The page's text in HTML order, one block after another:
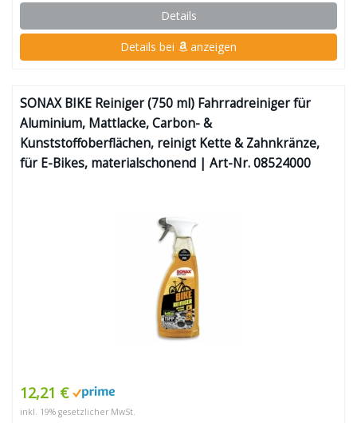
Details
Details bei anzeigen
SONAX BIKE Reiniger (750 ml) Fahrradreiniger für
Aluminium, Mattlacke, Carbon- &
Kunststoffoberflächen, reinigt Kette & Zahnkränze,
für E-Bikes, materialschonend | Art-Nr. 08524000
12,21 €
inkl. 19% gesetzlicher MwSt.